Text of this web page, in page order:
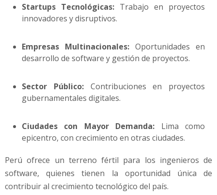
Startups Tecnológicas: Trabajo en proyectos
innovadores y disruptivos.
Empresas Multinacionales: Oportunidades en
desarrollo de software y gestión de proyectos.
Sector Público:Contribuciones en proyectos
gubernamentales digitales.
Ciudades con Mayor Demanda: Lima como
epicentro, con crecimiento en otras ciudades.
Perú ofrece un terreno fértil para los ingenieros de
software, quienes tienen la oportunidad única de
contribuir al crecimiento tecnológico del país.